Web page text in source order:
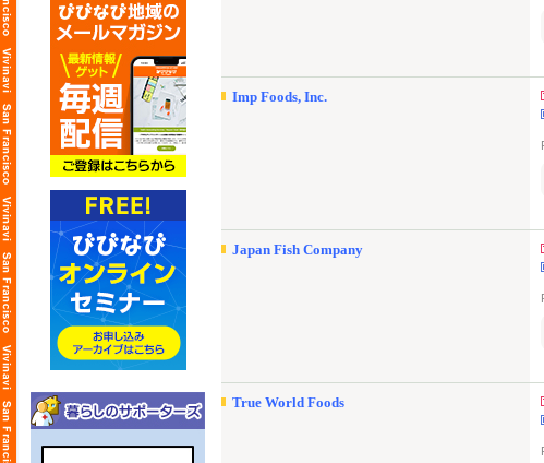
Imp Foods, Inc.
Japan Fish Company
True World Foods